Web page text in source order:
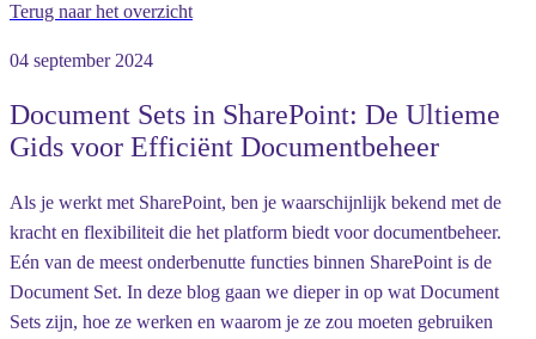
Terug naar het overzicht
04 september 2024
Document Sets in SharePoint: De Ultieme
Gids voor Efficiënt Documentbeheer
Als je werkt met SharePoint, ben je waarschijnlijk bekend met de
kracht en flexibiliteit die het platform biedt voor documentbeheer.
Eén van de meest onderbenutte functies binnen SharePoint is de
Document Set. In deze blog gaan we dieper in op wat Document
Sets zijn, hoe ze werken en waarom je ze zou moeten gebruiken